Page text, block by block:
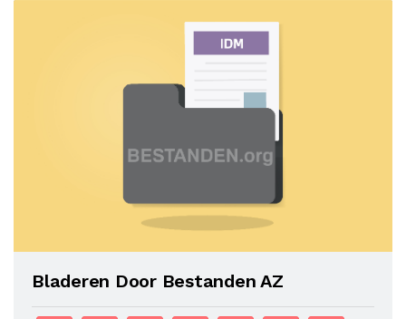
Bladeren Door Bestanden AZ